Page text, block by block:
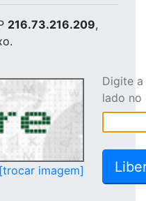
216.73.216.209,
[trocar imagem]
Digite
lado no